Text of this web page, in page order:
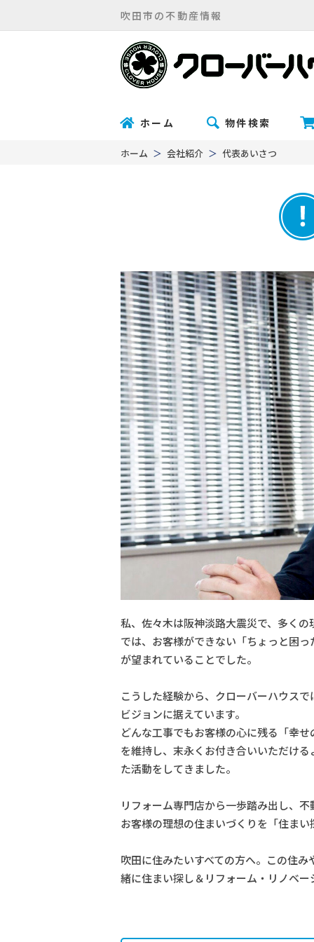
吹田市の不動産情報
ホーム 物件検索
ホーム 会社紹介 代表あいさつ
私、佐々木は阪神淡路大震災で、多く
では、お客様ができない「ちょっと困
が望まれていることでした。
こうした経験から、クローバーハウス
ビジョンに据えています。
どんな工事でもお客様の心に残る「幸
を維持し、末永くお付き合いいただけ
た活動をしてきました。
リフォーム専門店から一歩踏み出し、
お客様の理想の住まいづくりを「住ま
吹田に住みたいすべての方へ。この住
緒に住まい探し＆リフォーム・リノベ